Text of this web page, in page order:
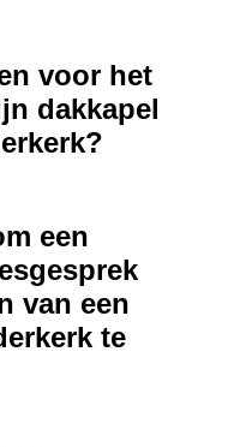
voor het
dakkapel
een
van een
te